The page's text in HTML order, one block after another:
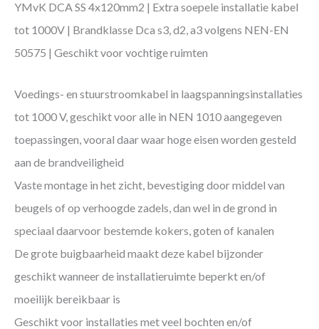
YMvK DCA SS 4x120mm2 | Extra soepele installatie kabel
tot 1000V | Brandklasse Dca s3, d2, a3 volgens NEN-EN
50575 | Geschikt voor vochtige ruimten
Voedings- en stuurstroomkabel in laagspanningsinstallaties
tot 1000 V, geschikt voor alle in NEN 1010 aangegeven
toepassingen, vooral daar waar hoge eisen worden gesteld
aan de brandveiligheid
Vaste montage in het zicht, bevestiging door middel van
beugels of op verhoogde zadels, dan wel in de grond in
speciaal daarvoor bestemde kokers, goten of kanalen
De grote buigbaarheid maakt deze kabel bijzonder
geschikt wanneer de installatieruimte beperkt en/of
moeilijk bereikbaar is
Geschikt voor installaties met veel bochten en/of